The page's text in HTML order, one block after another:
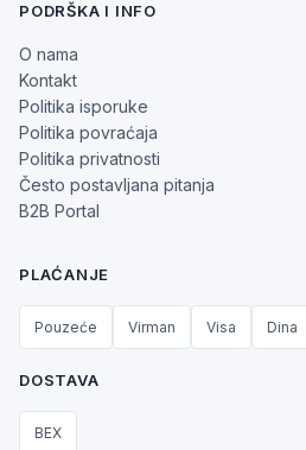
PODRŠKA I INFO
O nama
Kontakt
Politika isporuke
Politika povraćaja
Politika privatnosti
Često postavljana pitanja
B2B Portal
PLAĆANJE
Pouzeće Virman Visa Dina
DOSTAVA
BEX